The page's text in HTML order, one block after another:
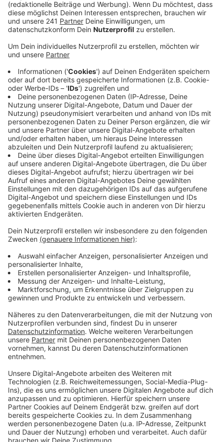
allem auf der A1 rund um die Rheinbrücke mit mehr
Verkehr. Er empfiehlt, wenn möglich, vor 16 Uhr zu
fahren, um nicht in den Ferien- und Pendler-
Veröffentlicht:Freitag, 26.06.2026 17:07
Anzeige
Weitere Meldungen aus Leverkusen
Anzeige
Medienberichte: Grimaldo verlässt Bayer 04
Leverkusen
Kostenloses Trinkwasser: Refill-Stationen in
Leverkusen
Auswirkungen der Hitze in Leverkusen
Anzeige
Anzeige